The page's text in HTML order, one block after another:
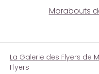
Marabouts
La Galerie des Flyers de
Flyers